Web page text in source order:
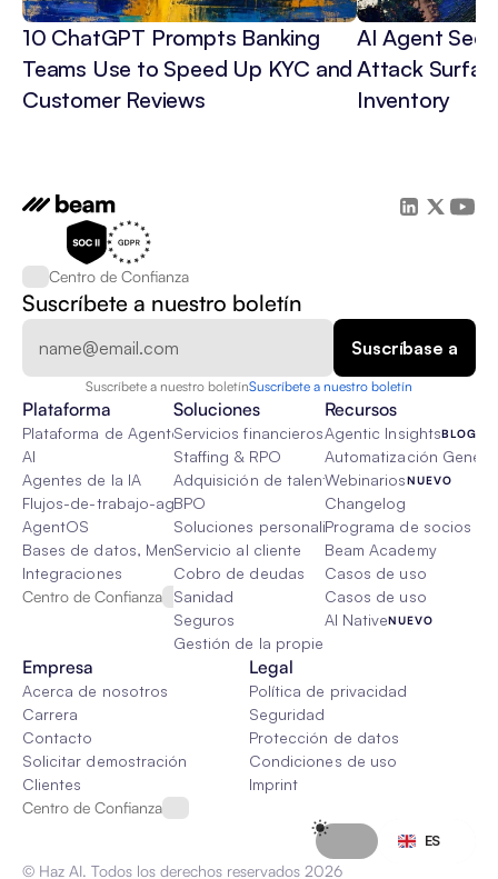
10 ChatGPT Prompts Banking
Teams Use to Speed Up KYC and
Customer Reviews
AI Agent
Attack
Inventory
Centro de Confianza
Suscríbete a nuestro boletín
Suscríbete a nuestro boletínSuscríbete a nuestro boletín
Plataforma
Plataforma de Agente de IA
AI
Agentes de la IA
Flujos-de-trabajo-agenticos
AgentOS
Bases de datos, Memoria & Trapo
Integraciones
Centro de Confianza
Soluciones
Servicios financieros
Staffing & RPO
Adquisición de talento
BPO
Soluciones personalizadas de IA
Servicio al cliente
Cobro de deudas
Sanidad
Seguros
Gestión de la propiedad
Recursos
Agentic InsightsBLOG
Automatización
WebinariosNUEVO
Changelog
Programa de socios
Beam Academy
Casos de uso
Casos de uso
AI NativeNUEVO
Empresa
Acerca de nosotros
Carrera
Contacto
Solicitar demostración
Clientes
Centro de Confianza
Legal
Política de privacidad
Seguridad
Protección de datos
Condiciones de uso
Imprint
© Haz AI. Todos los derechos reservados 2026
ES